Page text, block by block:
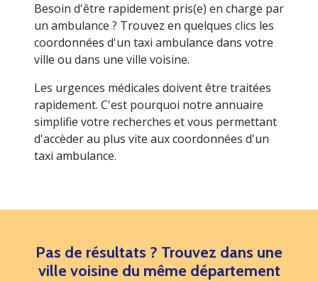
Besoin d'être rapidement pris(e) en charge par
un ambulance ? Trouvez en quelques clics les
coordonnées d'un taxi ambulance dans votre
ville ou dans une ville voisine.
Les urgences médicales doivent être traitées
rapidement. C'est pourquoi notre annuaire
simplifie votre recherches et vous permettant
d'accèder au plus vite aux coordonnées d'un
taxi ambulance.
Pas de résultats ? Trouvez dans une
ville voisine du même département